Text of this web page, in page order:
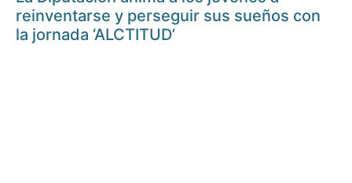
reinventarse y perseguir sus sueños con
la jornada ‘ALCTITUD’